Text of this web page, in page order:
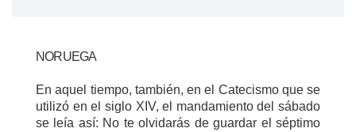
NORUEGA
En aquel tiempo, también, en el Catecismo que se
utilizó en el siglo XIV, el mandamiento del sábado
se leía así: No te olvidarás de guardar el séptimo